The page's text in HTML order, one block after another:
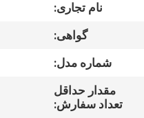
درباره
نام تجاری:
گواهی:
شماره مدل:
مقدار حداقل
تعداد سفارش: